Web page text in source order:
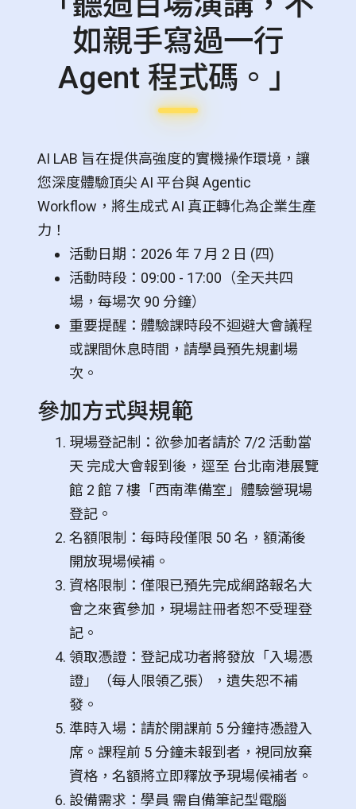
如親手寫過一行
Agent 程式碼。」
AI LAB 旨在提供高強度的實機操作環境，讓
您深度體驗頂尖 AI 平台與 Agentic
Workflow，將生成式 AI 真正轉化為企業生產
力！
活動日期：2026 年 7 月 2 日 (四)
活動時段：09:00 - 17:00（全天共四
場，每場次 90 分鐘）
重要提醒：體驗課時段不迴避大會議程
或課間休息時間，請學員預先規劃場
次。
參加方式與規範
現場登記制：欲參加者請於 7/2 活動當
天 完成大會報到後，逕至 台北南港展覽
館 2 館 7 樓「西南準備室」體驗營現場
登記。
名額限制：每時段僅限 50 名，額滿後
開放現場候補。
資格限制：僅限已預先完成網路報名大
會之來賓參加，現場註冊者恕不受理登
記。
領取憑證：登記成功者將發放「入場憑
證」（每人限領乙張），遺失恕不補
發。
準時入場：請於開課前 5 分鐘持憑證入
席。課程前 5 分鐘未報到者，視同放棄
資格，名額將立即釋放予現場候補者。
設備需求：學員 需自備筆記型電腦